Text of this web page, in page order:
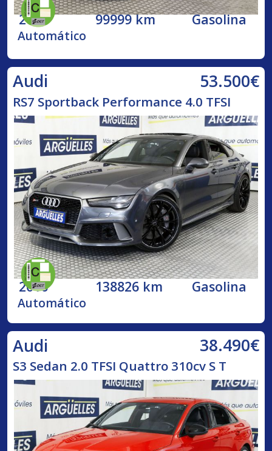
2009 99999 km Gasolina
Automático
Audi 53.500€
RS7 Sportback Performance 4.0 TFSI
2016 138826 km Gasolina
Automático
Audi 38.490€
S3 Sedan 2.0 TFSI Quattro 310cv S T